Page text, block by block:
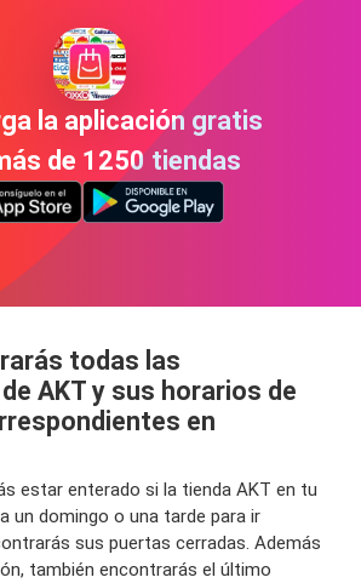
la aplicación gratis
de 1250 tiendas
todas las
AKT y sus horarios de
en
estar enterado si la tienda AKT en tu
un domingo o una tarde para ir
sus puertas cerradas. Además
también encontrarás el último